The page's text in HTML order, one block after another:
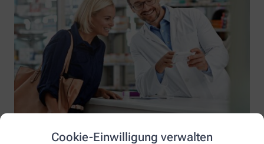
Cookie-Einwilligung verwalten